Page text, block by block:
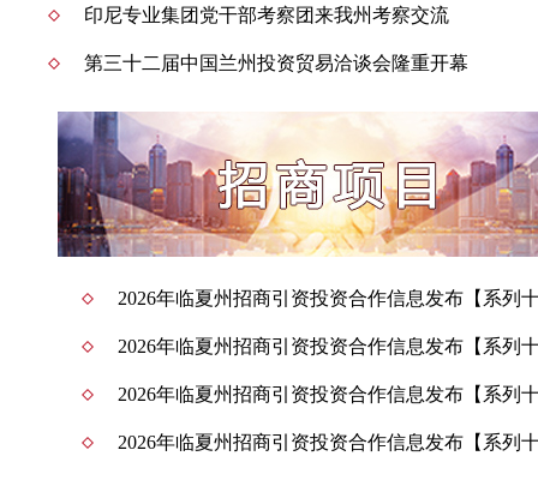
印尼专业集团党干部考察团来我州考察交流
第三十二届中国兰州投资贸易洽谈会隆重开幕